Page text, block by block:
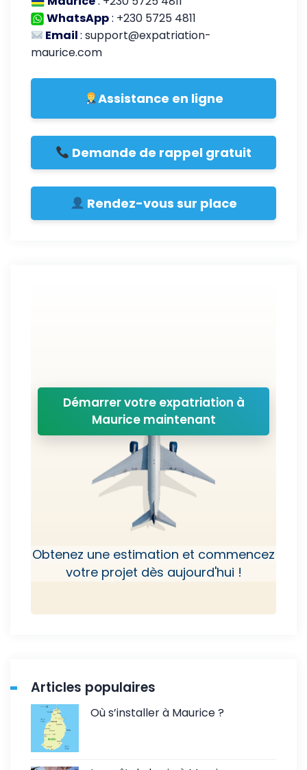
WhatsApp: +230 5725 4811
Email:support@expatriation-
maurice.com
Assistance en ligne
Demande de rappel gratuit
Rendez-vous sur place
Démarrer votre expatriation à
Maurice maintenant
Obtenez une estimation et commencez
votre projet dès aujourd'hui !
Articles populaires
Où s’installer à Maurice ?